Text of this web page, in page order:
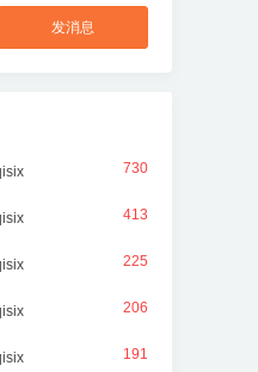
发消息
730
413
225
206
191